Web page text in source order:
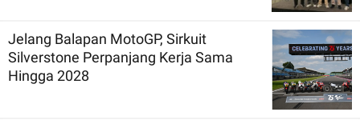
Jelang Balapan MotoGP, Sirkuit
Silverstone Perpanjang Kerja Sama
Hingga 2028